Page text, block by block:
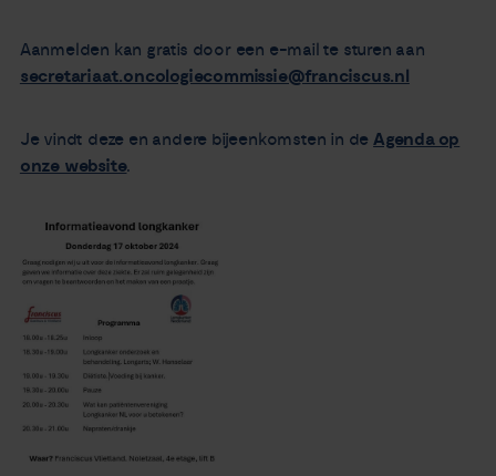
Aanmelden kan gratis door een e-mail te sturen aan
secretariaat.oncologiecommissie@franciscus.nl
Je vindt deze en andere bijeenkomsten in deAgenda op
onze website.